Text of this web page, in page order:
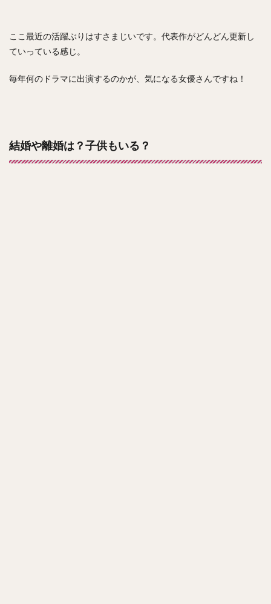
ここ最近の活躍ぶりはすさまじいです。代表作がどんどん更新し
ていっている感じ。
毎年何のドラマに出演するのかが、気になる女優さんですね！
結婚や離婚は？子供もいる？